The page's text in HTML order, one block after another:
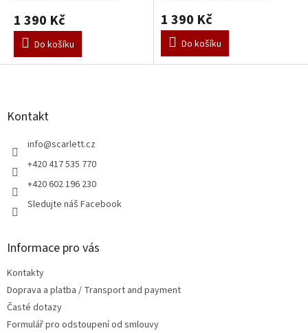
1 390 Kč
Do košíku
1 390 Kč
Do košíku
Z
Kontakt
info@scarlett.cz
+420 417 535 770
+420 602 196 230
Sledujte náš Facebook
Informace pro vás
Kontakty
Doprava a platba / Transport and payment
Časté dotazy
Formulář pro odstoupení od smlouvy